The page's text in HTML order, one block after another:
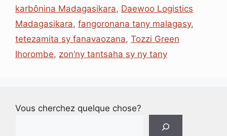
o
o
d
I
A
p
d
s
n
g
r
karbônina Madagasikara, Daewoo Logistics
Madagasikara, fangoronana tany malagasy,
tetezamita sy fanavaozana, Tozzi Green
Ihorombe, zon’ny tantsaha sy ny tany
Vous cherchez quelque chose?